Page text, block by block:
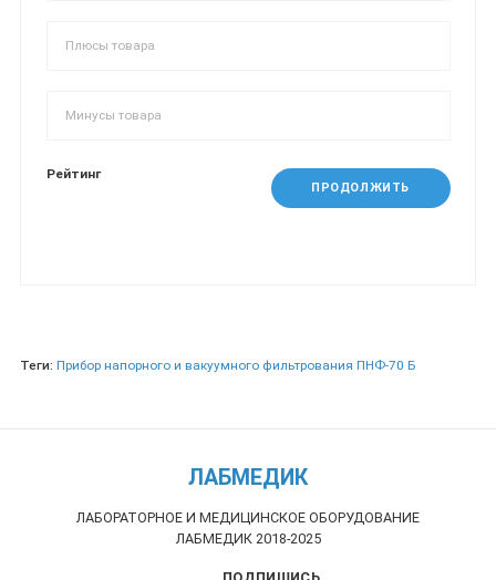
Рейтинг
ПРОДОЛЖИТЬ
Теги: Прибор напорного и вакуумного фильтрования ПНФ-70 Б
ЛАБМЕДИК
ЛАБОРАТОРНОЕ И МЕДИЦИНСКОЕ ОБОРУДОВАНИЕ
ЛАБМЕДИК 2018-2025